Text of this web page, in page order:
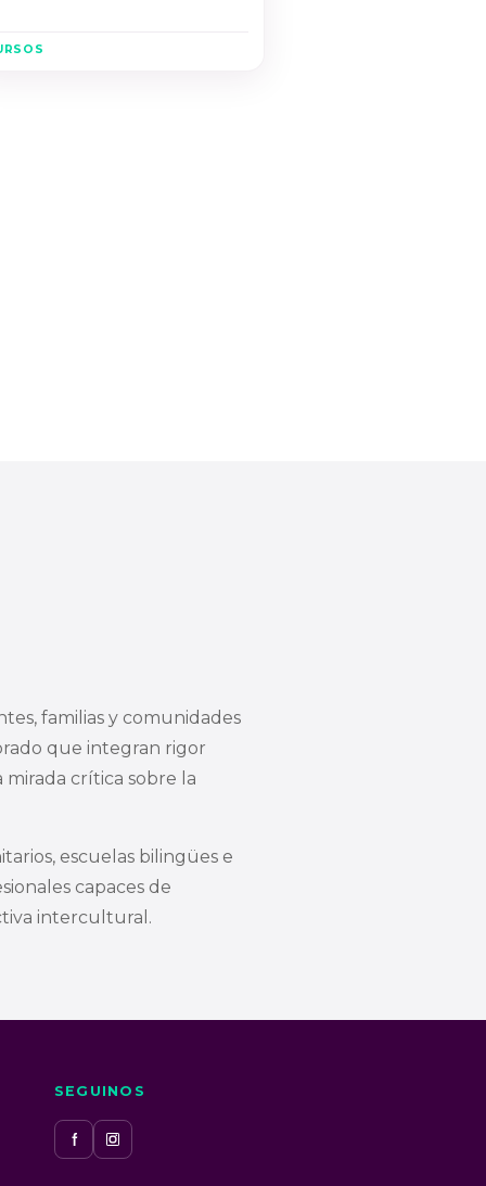
familias y comunidades
que integran rigor
crítica sobre la
escuelas bilingües e
capaces de
intercultural.
SEGUINOS